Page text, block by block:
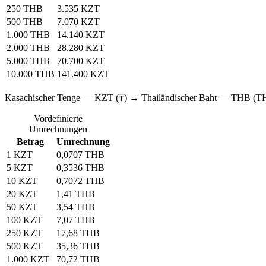
250 THB
3.535 KZT
500 THB
7.070 KZT
1.000 THB
14.140 KZT
2.000 THB
28.280 KZT
5.000 THB
70.700 KZT
10.000 THB 141.400 KZT
Kasachischer Tenge — KZT (₸) → Thailändischer Baht — THB
Vordefinierte
Umrechnungen
Betrag
Umrechnung
1 KZT
0,0707 THB
5 KZT
0,3536 THB
10 KZT
0,7072 THB
20 KZT
1,41 THB
50 KZT
3,54 THB
100 KZT
7,07 THB
250 KZT
17,68 THB
500 KZT
35,36 THB
1.000 KZT
70,72 THB